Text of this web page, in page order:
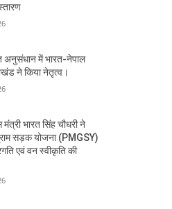
अनुसंधान में भारत-नेपाल
ने किया नेतृत्व।
मंत्री भारत सिंह चौधरी ने
सड़क योजना (PMGSY)
एवं वन स्वीकृति की